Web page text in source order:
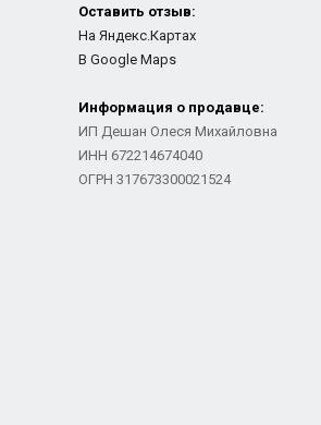
Оставить отзыв:
На Яндекс.Картах
В Google Maps
Информация о продавце:
ИП Дешан Олеся Михайловна
ИНН 672214674040
ОГРН 317673300021524